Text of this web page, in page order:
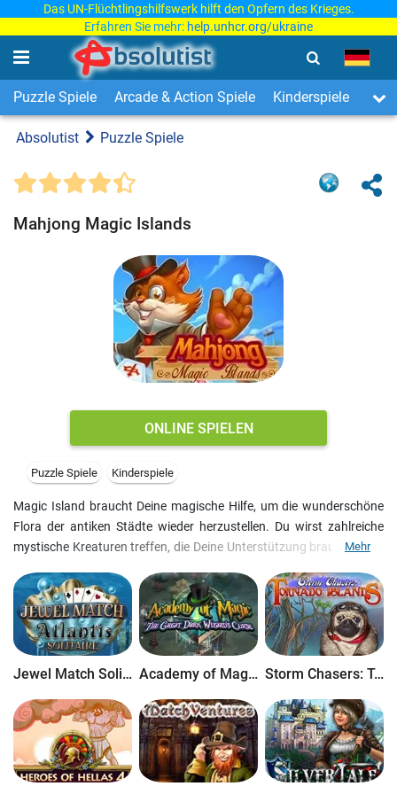
Das UN-Flüchtlingshilfswerk hilft den Opfern des Krieges.
Erfahren Sie mehr: help.unhcr.org/ukraine
Puzzle Spiele Arcade & Action Spiele Kinderspiele 3-
Absolutist Puzzle Spiele
Mahjong Magic Islands
ONLINE SPIELEN
Puzzle Spiele Kinderspiele
Magic Island braucht Deine magische Hilfe, um die wunderschöne
Flora der antiken Städte wieder herzustellen. Du wirst zahlreiche
mystische Kreaturen treffen, die Deine Unterstützung brauchen. Du
In Mahjong: Magic Islands kannst Du sowohl klassisches Mahjong,
als auch eine ganz neue Art von Mahjong spielen. Sammle Zutaten
und erlerne Zaubersprüche, die Dir beim Wiederaufbau helfen!
Mehr
Jewel Match Solitaire Atlantis Academy of Magic: The Great Dark Wizard's Curse Storm Chasers: Tornado Islands